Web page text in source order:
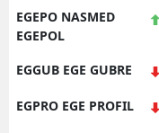
EGEPO NASMED
EGEPOL
EGGUB EGE GUBRE
EGPRO EGE PROFIL